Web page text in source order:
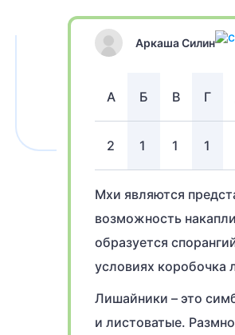
Аркаша Силин
А Б В Г
2 1 1 1
Мхи являются
возможность
образуется
условиях коробочка
Лишайники – это
и листоватые.